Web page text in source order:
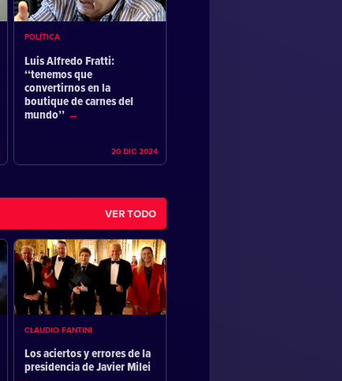
POLÍTICA
Luis Alfredo Fratti:
‘‘tenemos que
convertirnos en la
boutique de carnes del
mundo’’
20 DIC 2024
VER TODO
CLAUDIO FANTINI
Los aciertos y errores de la
presidencia de Javier Milei